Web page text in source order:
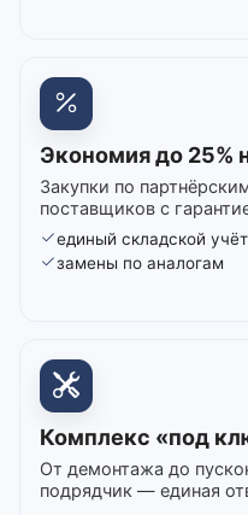
Экономия до 25%
Закупки по
поставщиков с
единый складской учёт
замены по аналогам
Комплекс «под
От демонтажа до
подрядчик — единая